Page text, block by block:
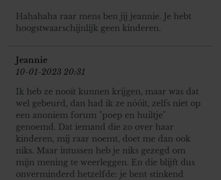
Hahahaha raar mens ben jij jeannie. Je hebt
hoogstwaarschijnlijk geen kinderen.
Jeannie
10-01-2023 20:31
Ik heb ze nooit kunnen krijgen, maar was dat
wel gebeurd, dan had ik ze nóóit, zelfs niet op
een anoniem forum "poep en huiltje"
genoemd. Dat iemand die zo over haar
kinderen, mij raar noemt, doet me dan ook
niks. Maar intussen heb je niks gezegd om
mijn mening te weerleggen. En die blijft dus
onverminderd hetzelfde: je bent stinkend